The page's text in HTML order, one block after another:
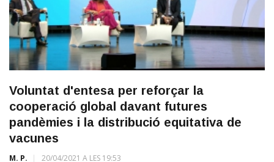
Voluntat d'entesa per reforçar la
cooperació global davant futures
pandèmies i la distribució equitativa de
vacunes
M. P. 20/04/2021 A LES 19:53